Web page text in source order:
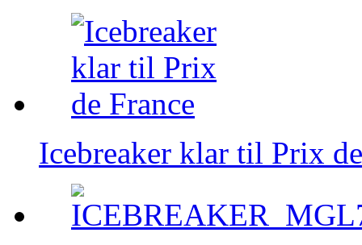
Icebreaker klar til Prix